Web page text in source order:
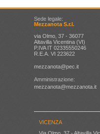
Sede legale:
Mezzanota S.r.l.
via Olmo, 37 - 36077
Altavilla Vicentina (VI)
P.IVA IT 02335550246
R.E.A. VI 223622
mezzanota@pec.it
Amministrazione:
mezzanota@mezzanota.it
VICENZA